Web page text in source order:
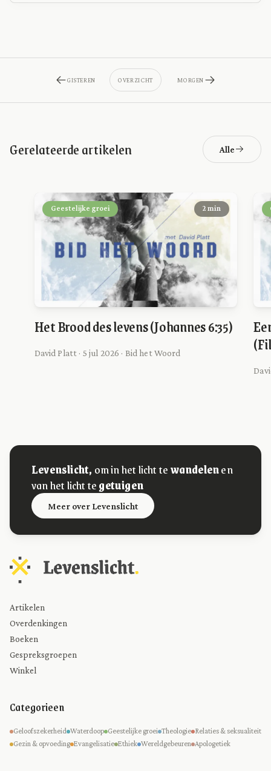
GISTEREN OVERZICHT MORGEN
Gerelateerde artikelen Alle
Geestelijke groei 2 min
Het Brood des levens (Johannes 6:35)
David Platt · 5 jul 2026 · Bid het Woord
Levenslicht, om in het licht tewandelenen
van het licht tegetuigen
Meer over Levenslicht
Artikelen
Overdenkingen
Boeken
Gespreksgroepen
Winkel
Categorieen
Geloofszekerheid Waterdoop Geestelijke groei Theologie Relaties & seksualiteit
Gezin & opvoeding Evangelisatie Ethiek Wereldgebeuren Apologetiek